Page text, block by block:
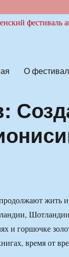
О
жить
и горшочке
время от